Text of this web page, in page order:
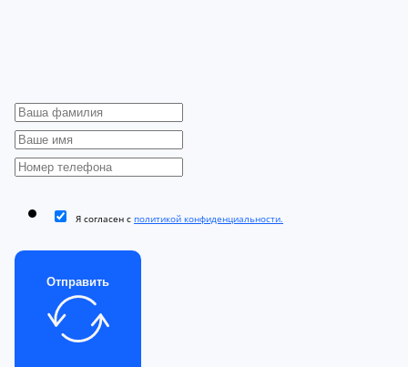
Я согласен с политикой конфиденциальности.
Отправить